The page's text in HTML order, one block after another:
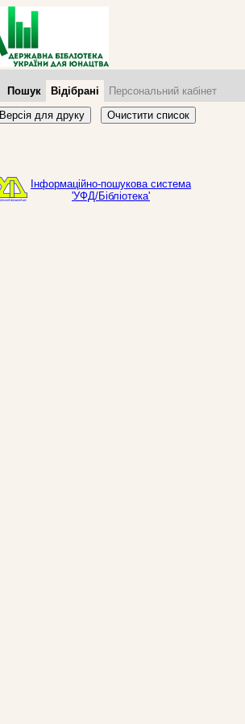
Пошук Відібрані Персональний кабінет
Версія для друку Очистити список
Інформаційно-пошукова система
'УФД/Бібліотека'